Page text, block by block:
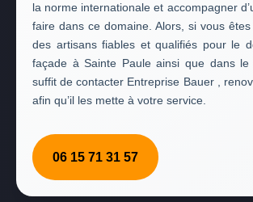
la norme internationale et accompagner
faire dans ce domaine. Alors, si vous
des artisans fiables et qualifiés pour le
façade à Sainte Paule ainsi que dans
suffit de contacter Entreprise Bauer ,
afin qu’il les mette à votre service.
06 15 71 31 57